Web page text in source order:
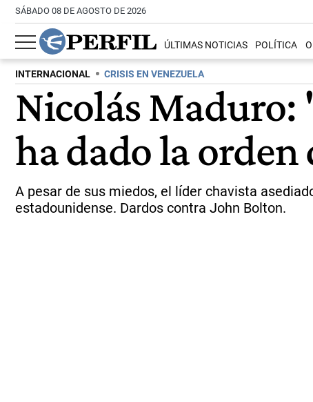
SÁBADO 08 DE AGOSTO DE 2026
ÚLTIMAS NOTICIAS POLÍTICA
INTERNACIONAL CRISIS EN VENEZUELA
Nicolás Maduro:
ha dado la
A pesar de sus miedos, el líder chavista
estadounidense. Dardos contra John Bolton.